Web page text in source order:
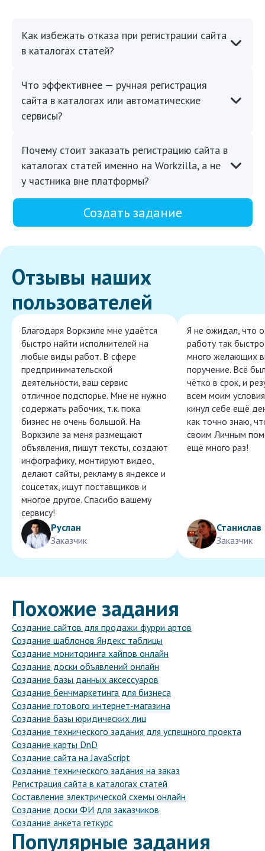
Как избежать отказа при регистрации сайта
в каталогах статей?
Что эффективнее — ручная регистрация
сайта в каталогах или автоматические
сервисы?
Почему стоит заказать регистрацию сайта в
каталогах статей именно на Workzilla, а не
у частника вне платформы?
Создать задание
Отзывы наших
пользователей
Благодаря Воркзиле мне удаётся
быстро найти исполнителей на
любые виды работ. В сфере
предпринимательской
деятельности, ваш сервис
отличное подспорье. Мне не нужно
содержать рабочих, т.к. пока
бизнес не очень большой. На
Воркзиле за меня размещают
объявления, пишут тексты, создают
инфографику, монтируют видео,
делают сайты, рекламу в яндексе и
соцсетях, ищут поставщиков и
многое другое. Спасибо вашему
сервису!
Руслан
Заказчик
Я не ожидал, что
работу так
много желающих
поручение. Всё
чётко в срок, и
всем моим
кинул себе ещё
как точно знаю,
своим Личным
ещё много раз!
Станислав
Заказчик
Похожие задания
Создание сайтов для продажи фурри артов
Создание шаблонов Яндекс таблицы
Создание мониторинга хайпов онлайн
Создание доски объявлений онлайн
Создание базы данных аксессуаров
Создание бенчмаркетинга для бизнеса
Создание готового интернет-магазина
Создание базы юридических лиц
Создание технического задания для успешного проекта
Создание карты DnD
Создание сайта на JavaScript
Создание технического задания на заказ
Регистрация сайта в каталогах статей
Составление электрической схемы онлайн
Создание доски ФИ для заказчиков
Создание анкета геткурс
Популярные задания